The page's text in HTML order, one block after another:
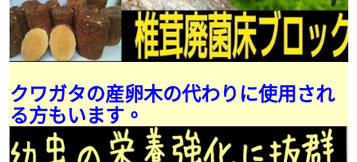
クワガタの産卵木の代わりに使用され
る方もいます。